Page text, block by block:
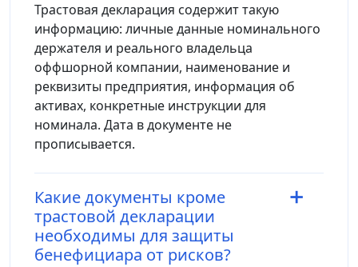
Трастовая декларация содержит такую
информацию: личные данные номинального
держателя и реального владельца
оффшорной компании, наименование и
реквизиты предприятия, информация об
активах, конкретные инструкции для
номинала. Дата в документе не
прописывается.
Какие документы кроме
трастовой декларации
необходимы для защиты
бенефициара от рисков?